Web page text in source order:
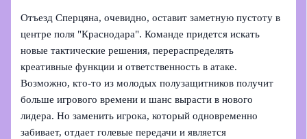
Отъезд Сперцяна, очевидно, оставит заметную пустоту в
центре поля "Краснодара". Команде придется искать
новые тактические решения, перераспределять
креативные функции и ответственность в атаке.
Возможно, кто‑то из молодых полузащитников получит
больше игрового времени и шанс вырасти в нового
лидера. Но заменить игрока, который одновременно
забивает, отдает голевые передачи и является